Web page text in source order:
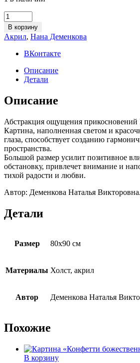
Картина
«Прикосновения»
quantity
В корзину
Акрил, Нана Деменкова
ВКонтакте
Описание
Детали
Описание
Абстракция ощущения
Картина, наполненная светом и
глаза, способствует созданию
пространства.
Большой размер усилит позитивное
обстановку, привлечет внимание и
тихой радости и любви.
Автор: Деменкова Наталья Викторовна.
Детали
Размер 80х90 см
Материалы Холст, акрил
Автор Деменкова Наталья
Похожие
В корзину